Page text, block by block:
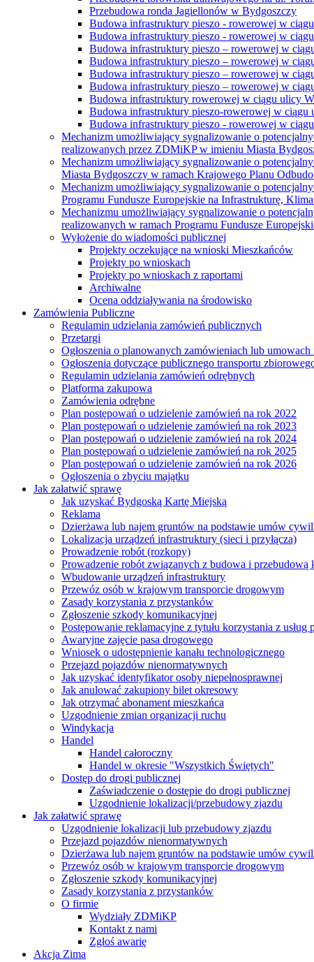
Przebudowa ronda Jagiellonów w Bydgoszczy
Budowa infrastruktury pieszo - rowerowej w
Budowa infrastruktury pieszo - rowerowej w
Budowa infrastruktury pieszo – rowerowej w
Budowa infrastruktury pieszo – rowerowej w
Budowa infrastruktury pieszo – rowerowej w
Budowa infrastruktury pieszo – rowerowej w
Budowa infrastruktury rowerowej w ciągu ulicy
Budowa infrastruktury pieszo-rowerowej w ciągu
Budowa infrastruktury pieszo - rowerowej w
Mechanizm umożliwiający sygnalizowanie o
realizowanych przez ZDMiKP w imieniu Miasta
Mechanizm umożliwiający sygnalizowanie o
Miasta Bydgoszczy w ramach Krajowego Planu
Mechanizm umożliwiający sygnalizowanie o
Programu Fundusze Europejskie na Infrastrukturę,
Mechanizmu umożliwiający sygnalizowanie o
realizowanych w ramach Programu Fundusze
Wyłożenie do wiadomości publicznej
Projekty oczekujące na wnioski Mieszkańców
Projekty po wnioskach
Projekty po wnioskach z raportami
Archiwalne
Ocena oddziaływania na środowisko
Zamówienia Publiczne
Regulamin udzielania zamówień publicznych
Przetargi
Ogłoszenia o planowanych zamówieniach lub
Ogłoszenia dotyczące publicznego transportu
Regulamin udzielania zamówień odrębnych
Platforma zakupowa
Zamówienia odrębne
Plan postępowań o udzielenie zamówień na rok 2022
Plan postępowań o udzielenie zamówień na rok 2023
Plan postępowań o udzielenie zamówień na rok 2024
Plan postępowań o udzielenie zamówień na rok 2025
Plan postępowań o udzielenie zamówień na rok 2026
Ogłoszenia o zbyciu majątku
Jak załatwić sprawę
Jak uzyskać Bydgoską Kartę Miejską
Reklama
Dzierżawa lub najem gruntów na podstawie umów
Lokalizacja urządzeń infrastruktury (sieci i przyłącza)
Prowadzenie robót (rozkopy)
Prowadzenie robót związanych z budowa i przebudową
Wbudowanie urządzeń infrastruktury
Przewóz osób w krajowym transporcie drogowym
Zasady korzystania z przystanków
Zgłoszenie szkody komunikacyjnej
Postępowanie reklamacyjne z tytułu korzystania z usług
Awaryjne zajęcie pasa drogowego
Wniosek o udostępnienie kanału technologicznego
Przejazd pojazdów nienormatywnych
Jak uzyskać identyfikator osoby niepełnosprawnej
Jak anulować zakupiony bilet okresowy
Jak otrzymać abonament mieszkańca
Uzgodnienie zmian organizacji ruchu
Windykacja
Handel
Handel całoroczny
Handel w okresie "Wszystkich Świętych"
Dostęp do drogi publicznej
Zaświadczenie o dostępie do drogi publicznej
Uzgodnienie lokalizacji/przebudowy zjazdu
Jak załatwić sprawę
Uzgodnienie lokalizacji lub przebudowy zjazdu
Przejazd pojazdów nienormatywnych
Dzierżawa lub najem gruntów na podstawie umów
Przewóz osób w krajowym transporcie drogowym
Zgłoszenie szkody komunikacyjnej
Zasady korzystania z przystanków
O firmie
Wydziały ZDMiKP
Kontakt z nami
Zgłoś awarię
Akcja Zima